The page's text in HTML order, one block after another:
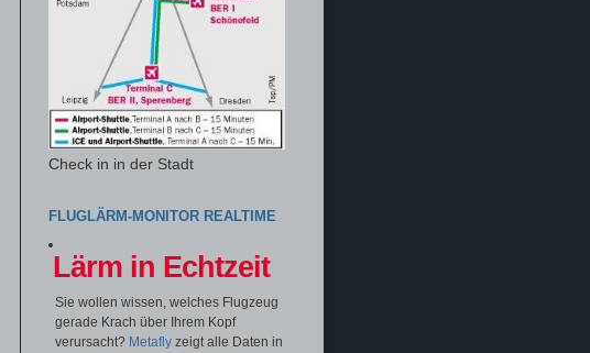
Check in in der Stadt
FLUGLÄRM-MONITOR REALTIME
Lärm in Echtzeit
Sie wollen wissen, welches Flugzeug
gerade Krach über Ihrem Kopf
verursacht? Metafly zeigt alle Daten in